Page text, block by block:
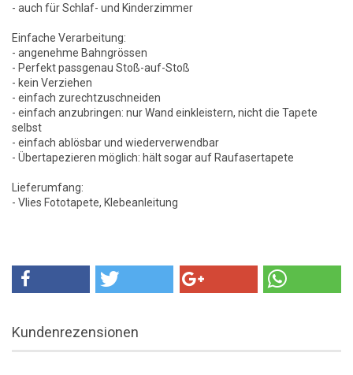
- auch für Schlaf- und Kinderzimmer
Einfache Verarbeitung:
- angenehme Bahngrössen
- Perfekt passgenau Stoß-auf-Stoß
- kein Verziehen
- einfach zurechtzuschneiden
- einfach anzubringen: nur Wand einkleistern, nicht die Tapete
selbst
- einfach ablösbar und wiederverwendbar
- Übertapezieren möglich: hält sogar auf Raufasertapete
Lieferumfang:
- Vlies Fototapete, Klebeanleitung
Kundenrezensionen